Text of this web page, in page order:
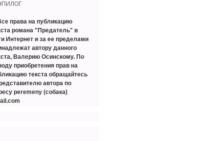
права на публикацию
романа "Предатель" в
Интернет и за ее пределами
автору данного
Валерию Осинскому. По
приобретения прав на
текста обращайтесь
автора по
peremeny (собака)